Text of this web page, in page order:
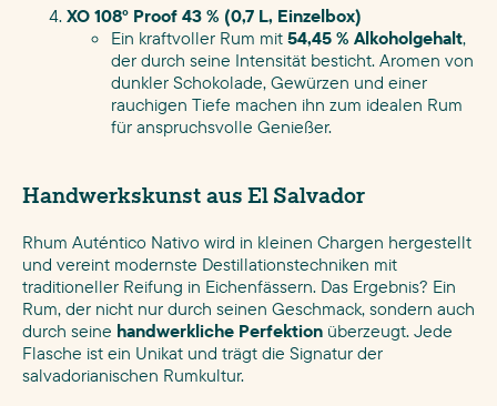
XO 108° Proof 43 % (0,7 L, Einzelbox)
Ein kraftvoller Rum mit 54,45 % Alkoholgehalt,
der durch seine Intensität besticht. Aromen von
dunkler Schokolade, Gewürzen und einer
rauchigen Tiefe machen ihn zum idealen Rum
für anspruchsvolle Genießer.
Handwerkskunst aus El Salvador
Rhum Auténtico Nativo wird in kleinen Chargen hergestellt
und vereint modernste Destillationstechniken mit
traditioneller Reifung in Eichenfässern. Das Ergebnis? Ein
Rum, der nicht nur durch seinen Geschmack, sondern auch
durch seine handwerkliche Perfektion überzeugt. Jede
Flasche ist ein Unikat und trägt die Signatur der
salvadorianischen Rumkultur.